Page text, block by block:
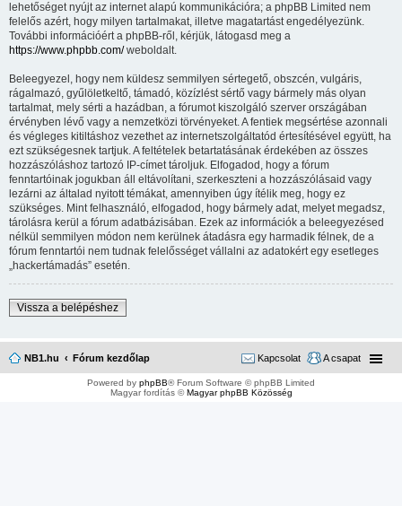
lehetőséget nyújt az internet alapú kommunikációra; a phpBB Limited nem
felelős azért, hogy milyen tartalmakat, illetve magatartást engedélyezünk.
További információért a phpBB-ről, kérjük, látogasd meg a
https://www.phpbb.com/weboldalt.
Beleegyezel, hogy nem küldesz semmilyen sértegető, obszcén, vulgáris,
rágalmazó, gyűlöletkeltő, támadó, közízlést sértő vagy bármely más olyan
tartalmat, mely sérti a hazádban, a fórumot kiszolgáló szerver országában
érvényben lévő vagy a nemzetközi törvényeket. A fentiek megsértése azonnali
és végleges kitiltáshoz vezethet az internetszolgáltatód értesítésével együtt, ha
ezt szükségesnek tartjuk. A feltételek betartatásának érdekében az összes
hozzászóláshoz tartozó IP-címet tároljuk. Elfogadod, hogy a fórum
fenntartóinak jogukban áll eltávolítani, szerkeszteni a hozzászólásaid vagy
lezárni az általad nyitott témákat, amennyiben úgy ítélik meg, hogy ez
szükséges. Mint felhasználó, elfogadod, hogy bármely adat, melyet megadsz,
tárolásra kerül a fórum adatbázisában. Ezek az információk a beleegyezésed
nélkül semmilyen módon nem kerülnek átadásra egy harmadik félnek, de a
fórum fenntartói nem tudnak felelősséget vállalni az adatokért egy esetleges
„hackertámadás” esetén.
Vissza a belépéshez
NB1.hu Fórum kezdőlap A csapat
Kapcsolat
Powered by phpBB® Forum Software © phpBB Limited
Magyar fordítás ©Magyar phpBB Közösség